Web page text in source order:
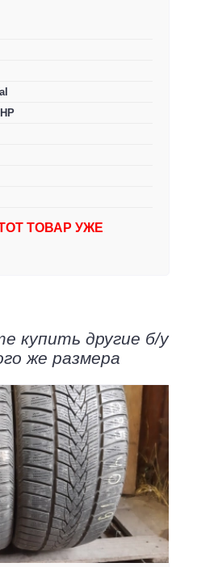
ТОВАР УЖЕ
купить другие б/у
же размера